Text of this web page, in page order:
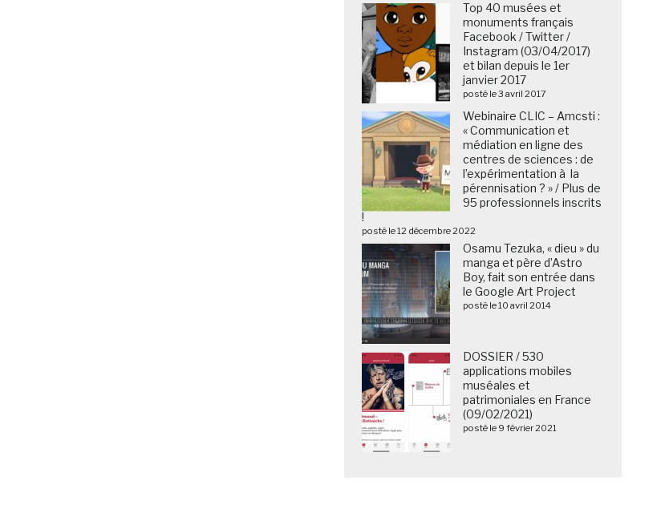
Top 40 musées et
monuments français
Facebook / Twitter /
Instagram (03/04/2017)
et bilan depuis le 1er
janvier 2017
posté le 3 avril 2017
Webinaire CLIC – Amcsti :
« Communication et
médiation en ligne des
centres de sciences : de
l’expérimentation à la
pérennisation ? » / Plus de
95 professionnels inscrits
!
posté le 12 décembre 2022
Osamu Tezuka, « dieu » du
manga et père d’Astro
Boy, fait son entrée dans
le Google Art Project
posté le 10 avril 2014
DOSSIER / 530
applications mobiles
muséales et
patrimoniales en France
(09/02/2021)
posté le 9 février 2021